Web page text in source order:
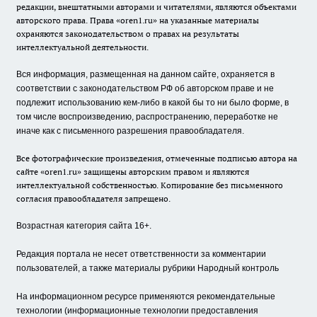
редакции, внештатными авторами и читателями, являются объектами
авторского права. Права «oren1.ru» на указанные материалы
охраняются законодательством о правах на результаты
интеллектуальной деятельности.
Вся информация, размещенная на данном сайте, охраняется в
соответствии с законодательством РФ об авторском праве и не
подлежит использованию кем-либо в какой бы то ни было форме, в
том числе воспроизведению, распространению, переработке не
иначе как с письменного разрешения правообладателя.
Все фотографические произведения, отмеченные подписью автора на
сайте «oren1.ru» защищены авторским правом и являются
интеллектуальной собственностью. Копирование без письменного
согласия правообладателя запрещено.
Возрастная категория сайта 16+.
Редакция портала не несет ответственности за комментарии
пользователей, а также материалы рубрики Народный контроль
На информационном ресурсе применяются рекомендательные
технологии (информационные технологии предоставления